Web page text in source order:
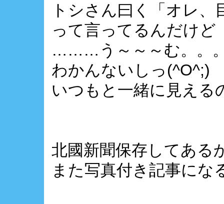
トシさん曰く「オレ
って言ってるんだけど
………う～～～む。。
わかんないしっ(^O^;)
いつもと一緒に見える
北國新聞保存してある
また写真付き記事に